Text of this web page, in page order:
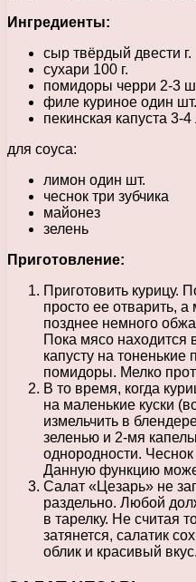
Ингредиенты:
сыр твёрдый двести г.
сухари 100 г.
помидоры черри 2-3
филе куриное один шт.
пекинская капуста 3-4
для соуса:
лимон один шт.
чеснок три зубчика
майонез
зелень
Приготовление:
Приготовить курицу.
просто ее отварить,
позднее немного
Пока мясо находится
капусту на
помидоры. Мелко
В то время, когда
на маленькие куски
измельчить в
зеленью и 2-мя
однородности. Чеснок
Данную функцию
Салат «Цезарь» не
раздельно. Любой
в тарелку. Не считая
затянется, салатик
облик и красивый вкус.